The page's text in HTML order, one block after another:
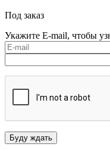
Под заказ
Укажите E-mail, чтобы